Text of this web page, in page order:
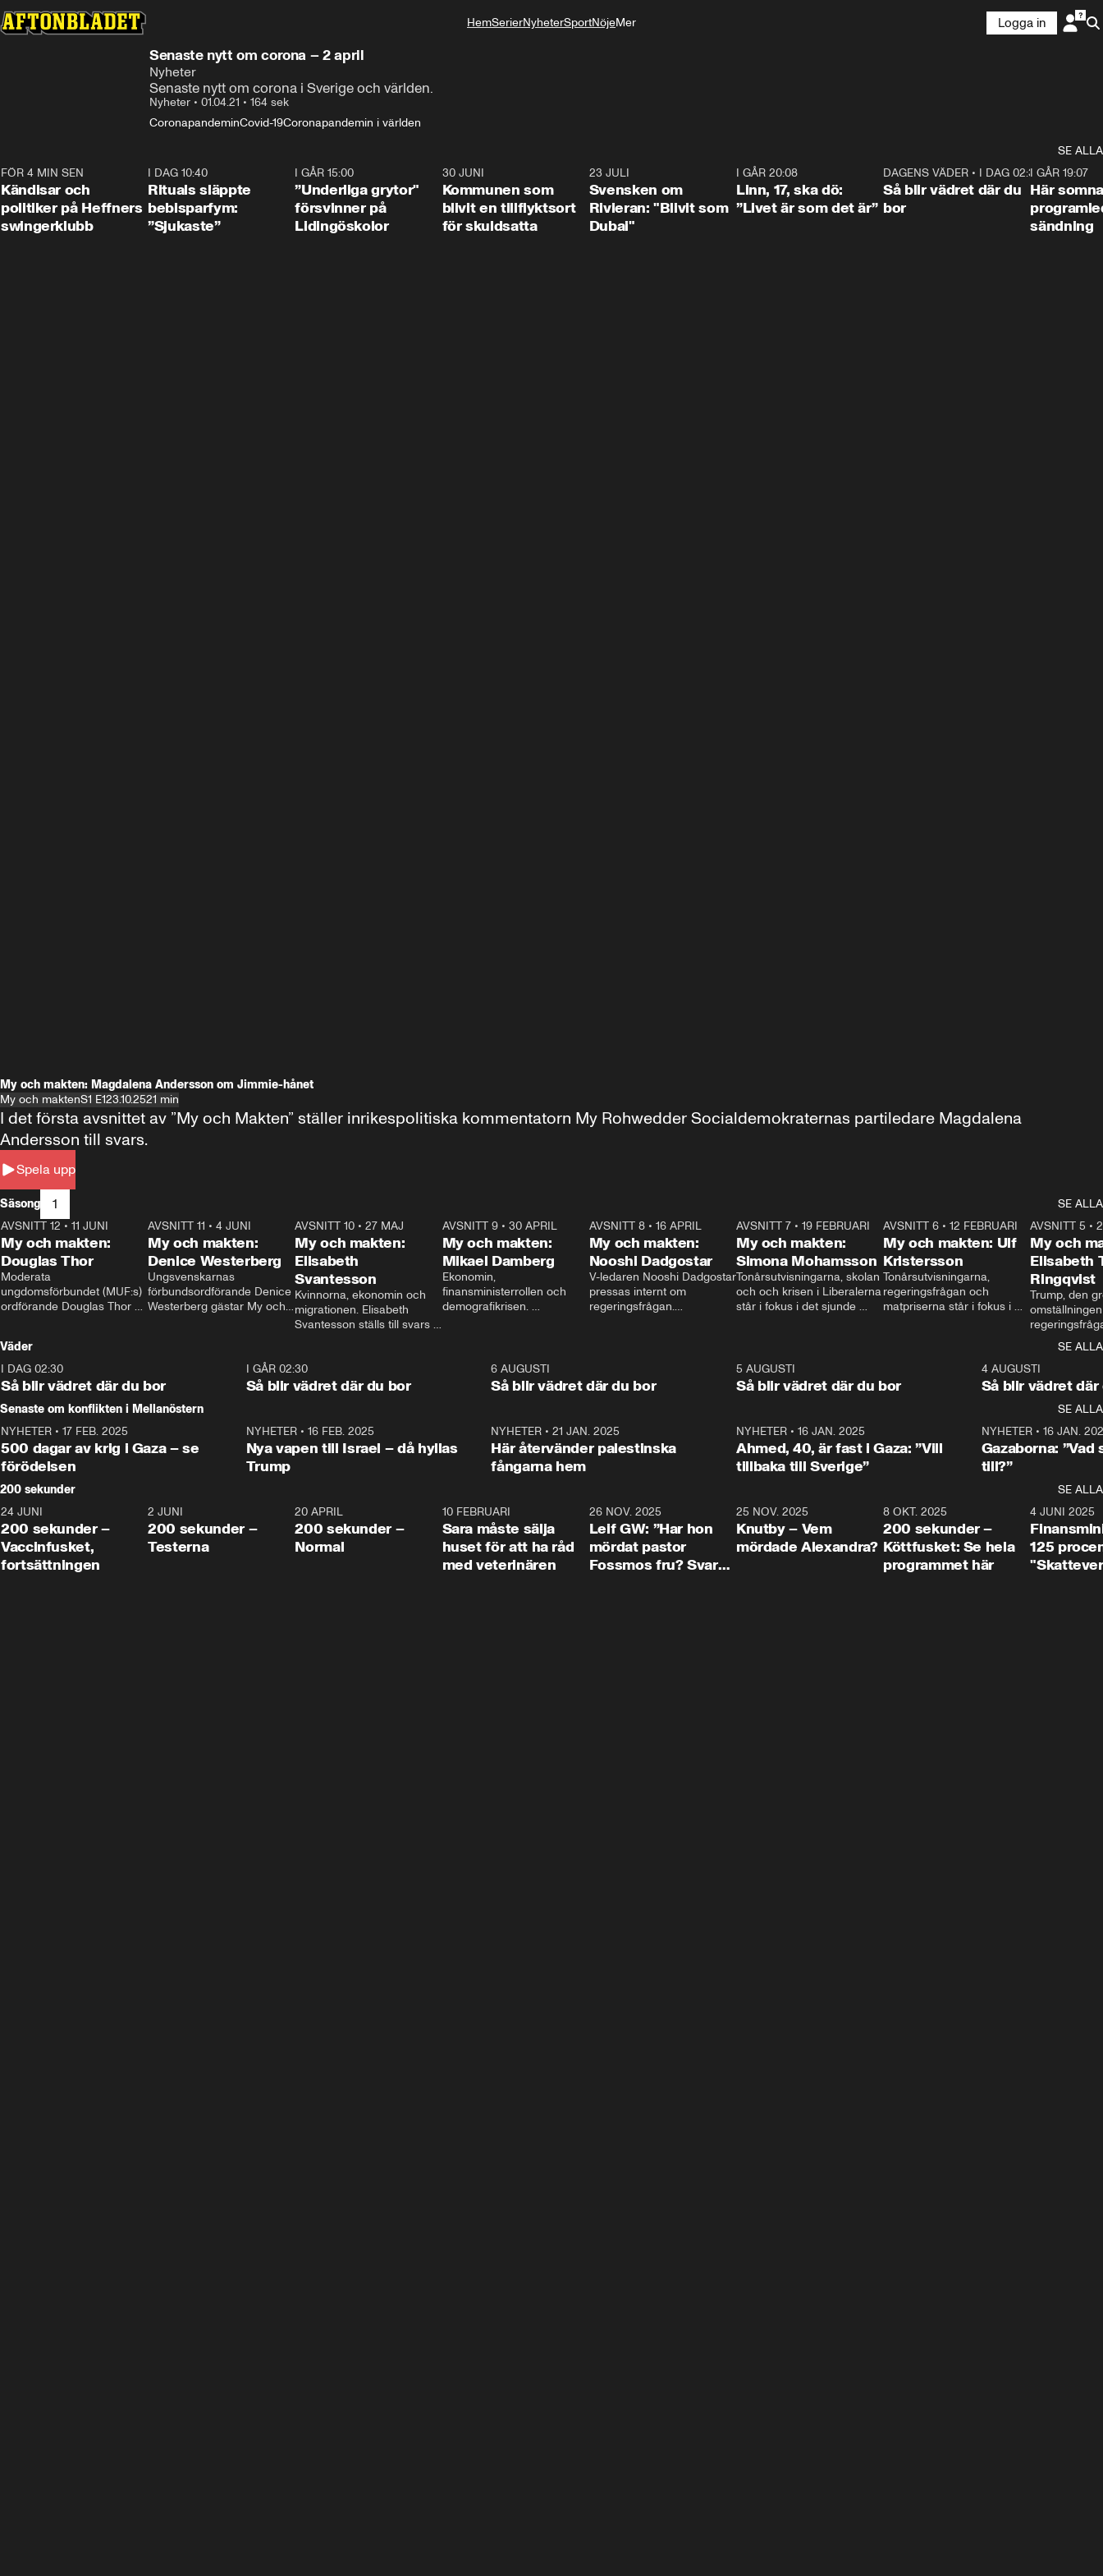
HemSerierNyheterSportNöjeMer
Logga in
Senaste nytt om corona – 2 april
Nyheter
Senaste nytt om corona i Sverige och världen.
Nyheter • 01.04.21 • 164 sek
CoronapandeminCovid-19Coronapandemin i världen
SE ALLA
FÖR 4 MIN SEN
Kändisar och
politiker på Heffners
swingerklubb
I DAG 10:40
Rituals släppte
bebisparfym:
”Sjukaste”
I GÅR 15:00
”Underliga grytor"
försvinner på
Lidingöskolor
30 JUNI
Kommunen som
blivit en tillflyktsort
för skuldsatta
23 JULI
Svensken om
Rivieran: "Blivit som
Dubai"
I GÅR 20:08
Linn, 17, ska dö:
”Livet är som det är”
1:06
DAGENS VÄDER • I DAG 02:30
Så blir vädret där du
bor
I GÅR 19:07
Här
sändning
My och makten: Magdalena Andersson om Jimmie-hånet
My och maktenS1 E123.10.2521 min
Spela upp
I det första avsnittet av ”My och Makten” ställer inrikespolitiska kommentatorn My Rohwedder Socialdemokraternas partiledare Magdalena
Andersson till svars.
Säsong 1
SE ALLA
26:27
AVSNITT 12 • 11 JUNI
My och makten:
Douglas Thor
Moderata
ungdomsförbundet (MUF:s)
ordförande Douglas Thor
tonårsutvisningarna och hur
Moderaterna ska locka
väljare till valet i höst.
23:40
AVSNITT 11 •4 JUNI
My och makten:
Denice Westerberg
Ungsvenskarnas
förbundsordförande Denice
Westerberg gästar My och
AVSNITT 10 •27 MAJ
My och makten:
Elisabeth
Svantesson
Kvinnorna, ekonomin och
migrationen. Elisabeth
Svantesson ställs till svars
AVSNITT 9• 30 APRIL
My och makten:
Mikael Damberg
Ekonomin,
finansministerrollen och
demografikrisen.
och Makten.
AVSNITT 8• 16 APRIL
My och makten:
Nooshi Dadgostar
V-ledaren Nooshi Dadgostar
pressas internt om
regeringsfrågan.
– Vi ställer upp i val. Ska vi
vara med så sitter vi förstås
24:30
AVSNITT 7• 19 FEBRUARI
My och makten:
Simona Mohamsson
Tonårsutvisningarna, skolan
och och krisen i Liberalerna
står i fokus i det sjunde
kommentator My
Rohwedder ställer
utbildnings- och
Mohamsson till svars.
27:30
AVSNITT 6 •12 FEBRUARI
My och makten: Ulf
Kristersson
Tonårsutvisningarna,
regeringsfrågan och
matpriserna står i fokus i
Rohwedder ställer
statsminister Ulf Kristersson
AVSNITT 5 •
My och
Elisabeth
Ringqvist
Trump, den
centrum i
avsnittet av
Makten”. Se
Aftonbladets
Rohwedder
Thand Ring
Väder
SE ALLA
I DAG 02:30
Så blir vädret där du bor
1:06
I GÅR 02:30
Så blir vädret där du bor
6 AUGUSTI
Så blir vädret där du bor
5 AUGUSTI
Så blir vädret där du bor
4 AUGUSTI
Så blir vädret där
Senaste om konflikten i Mellanöstern
SE ALLA
NYHETER • 17 FEB. 2025
500 dagar av krig i Gaza – se
förödelsen
NYHETER• 16 FEB. 2025
Nya vapen till Israel – då hyllas
Trump
NYHETER •21 JAN. 2025
Här återvänder palestinska
fångarna hem
NYHETER• 16 JAN. 2025
Ahmed, 40, är fast i Gaza: ”Vill
tillbaka till Sverige”
NYHETER• 16 JAN.
Gazaborna:
till?”
200 sekunder
SE ALLA
5:00
24 JUNI
200 sekunder –
Vaccinfusket,
fortsättningen
4:23
2 JUNI
200 sekunder –
Testerna
20 APRIL
200 sekunder –
Normal
10 FEBRUARI
Sara måste sälja
huset för att ha råd
med veterinären
26 NOV. 2025
Leif GW: ”Har hon
mördat pastor
Fossmos fru? Svar
31:05
25 NOV. 2025
Knutby – Vem
mördade Alexandra?
4:29
8 OKT. 2025
200 sekunder –
Köttfusket: Se hela
programmet här
4 JUNI 2025
125